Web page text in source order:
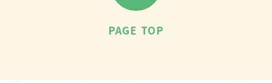
PAGE TOP